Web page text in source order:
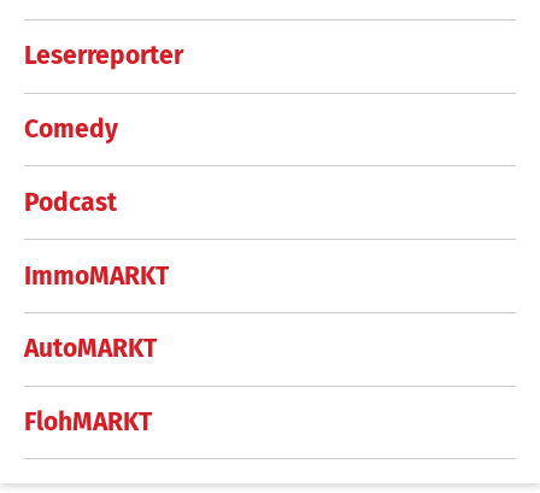
Leserreporter
Comedy
Podcast
ImmoMARKT
AutoMARKT
FlohMARKT